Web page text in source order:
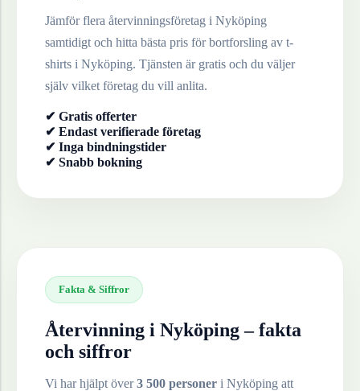
Jämför flera återvinningsföretag i Nyköping
samtidigt och hitta bästa pris för bortforsling av t-
shirts i Nyköping. Tjänsten är gratis och du väljer
själv vilket företag du vill anlita.
✔ Gratis offerter
✔ Endast verifierade företag
✔ Inga bindningstider
✔ Snabb bokning
Fakta & Siffror
Återvinning i Nyköping– fakta
och siffror
Vi har hjälpt över3 500 personer i Nyköping att